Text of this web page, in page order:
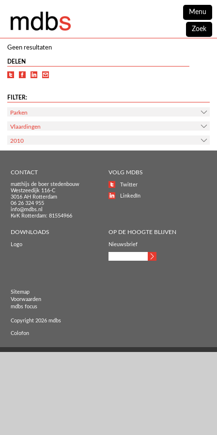
Menu
Zoek
Geen resultaten
DELEN
FILTER:
Parken
Vlaardingen
2010
CONTACT
matthijs de boer stedenbouw
Westzeedijk 116-C
3016 AH Rotterdam
06 26 324 955
info@mdbs.nl
KvK Rotterdam: 81554966
VOLG MDBS
Twitter
LinkedIn
DOWNLOADS
Logo
OP DE HOOGTE BLIJVEN
Nieuwsbrief
Sitemap
Voorwaarden
mdbs focus
Copyright 2026 mdbs
Colofon